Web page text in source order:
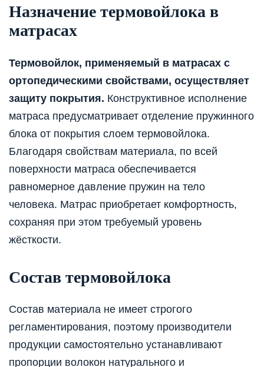
Назначение термовойлока в
матрасах
Термовойлок, применяемый в матрасах с
ортопедическими свойствами, осуществляет
защиту покрытия. Конструктивное исполнение
матраса предусматривает отделение пружинного
блока от покрытия слоем термовойлока.
Благодаря свойствам материала, по всей
поверхности матраса обеспечивается
равномерное давление пружин на тело
человека. Матрас приобретает комфортность,
сохраняя при этом требуемый уровень
жёсткости.
Состав термовойлока
Состав материала не имеет строгого
регламентирования, поэтому производители
продукции самостоятельно устанавливают
пропорции волокон натурального и